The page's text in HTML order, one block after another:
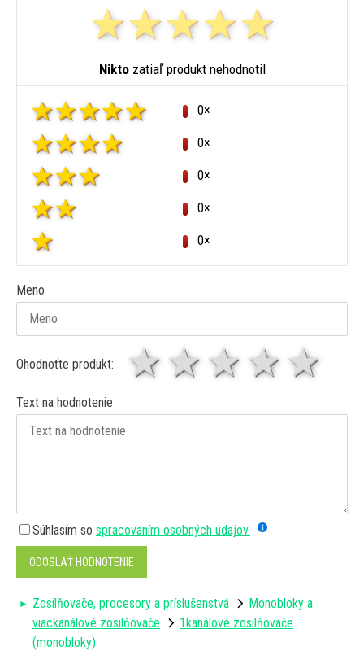
Niktozatiaľ produkt nehodnotil
0×
0×
0×
0×
0×
Meno
Ohodnoťte produkt: 4
3
2 hviezdy
1 hviezda
Text na hodnotenie
Súhlasím so spracovaním osobných údajov.
ODOSLAŤ HODNOTENIE
Zosilňovače, procesory a príslušenstvá
Monobloky a
viackanálové zosilňovače
1kanálové zosilňovače
(monobloky)